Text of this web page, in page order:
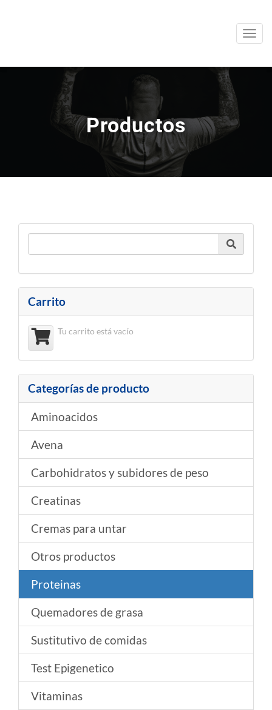
Productos
Carrito
Tu carrito está vacío
Categorías de producto
Aminoacidos
Avena
Carbohidratos y subidores de peso
Creatinas
Cremas para untar
Otros productos
Proteinas
Quemadores de grasa
Sustitutivo de comidas
Test Epigenetico
Vitaminas